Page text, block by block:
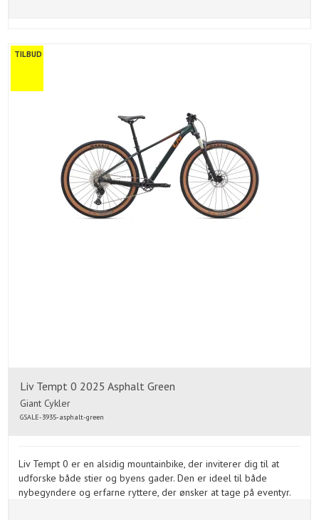
TILBUD
Liv Tempt 0 2025 Asphalt Green
Giant Cykler
GSALE-3935-asphalt-green
Liv Tempt 0 er en alsidig mountainbike, der inviterer dig til at
udforske både stier og byens gader. Den er ideel til både
nybegyndere og erfarne ryttere, der ønsker at tage på eventyr.